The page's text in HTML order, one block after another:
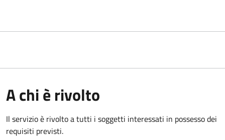
A chi è rivolto
Il servizio è rivolto a tutti i soggetti interessati in possesso dei
requisiti previsti.